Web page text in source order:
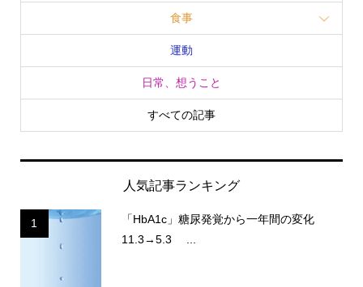
食事
運動
日常、想うこと
すべての記事
人気記事ランキング
1
「HbA1c」糖尿発覚から一年間の変化
11.3→5.3 ...